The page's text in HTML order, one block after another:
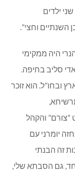
עם שני ילדים
השנתיים וחצי”.
היה ממקימי
סליב בחיפה.
ובחו”ל. הוא זוכר
והקהל
יומרני עם
זה הבנתי
גם הסבתא שלי,